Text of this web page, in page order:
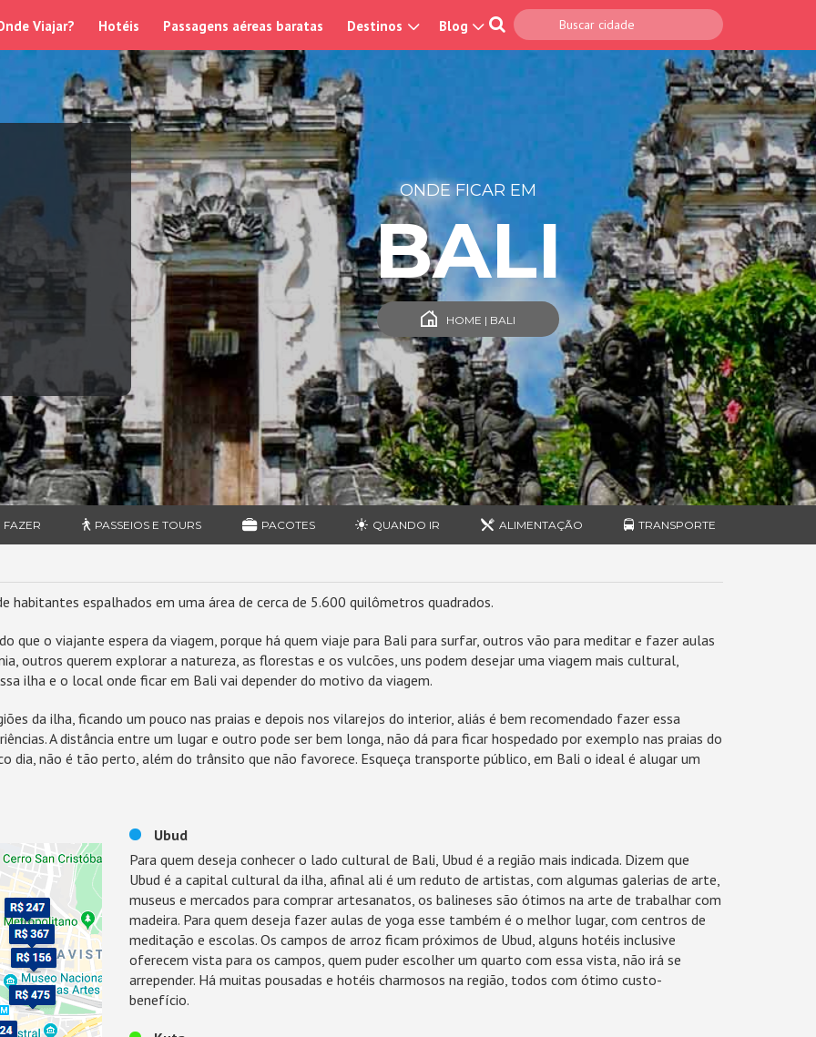
Viajar? Hotéis Passagens aéreas baratas Destinos Blog
ONDE FICAR EM
BALI
HOME | BALI
PASSEIOS E TOURS PACOTES QUANDO IR ALIMENTAÇÃO TRANSPORTE
habitantes espalhados em uma área de cerca de 5.600 quilômetros quadrados.
que o viajante espera da viagem, porque há quem viaje para Bali para surfar, outros vão para meditar e fazer aulas
outros querem explorar a natureza, as florestas e os vulcões, uns podem desejar uma viagem mais cultural,
ilha e o local onde ficar em Bali vai depender do motivo da viagem.
da ilha, ficando um pouco nas praias e depois nos vilarejos do interior, aliás é bem recomendado fazer essa
A distância entre um lugar e outro pode ser bem longa, não dá para ficar hospedado por exemplo nas praias do
dia, não é tão perto, além do trânsito que não favorece. Esqueça transporte público, em Bali o ideal é alugar um
Ubud
Para quem deseja conhecer o lado cultural de Bali, Ubud é a região mais indicada. Dizem que
Ubud é a capital cultural da ilha, afinal ali é um reduto de artistas, com algumas galerias de arte,
museus e mercados para comprar artesanatos, os balineses são ótimos na arte de trabalhar com
madeira. Para quem deseja fazer aulas de yoga esse também é o melhor lugar, com centros de
meditação e escolas. Os campos de arroz ficam próximos de Ubud, alguns hotéis inclusive
oferecem vista para os campos, quem puder escolher um quarto com essa vista, não irá se
arrepender. Há muitas pousadas e hotéis charmosos na região, todos com ótimo custo-
benefício.